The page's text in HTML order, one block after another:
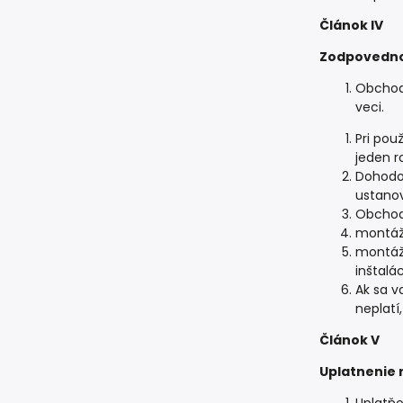
Článok IV
veci.
Pri
jeden
Ak sa
Článok V
Uplatnenie